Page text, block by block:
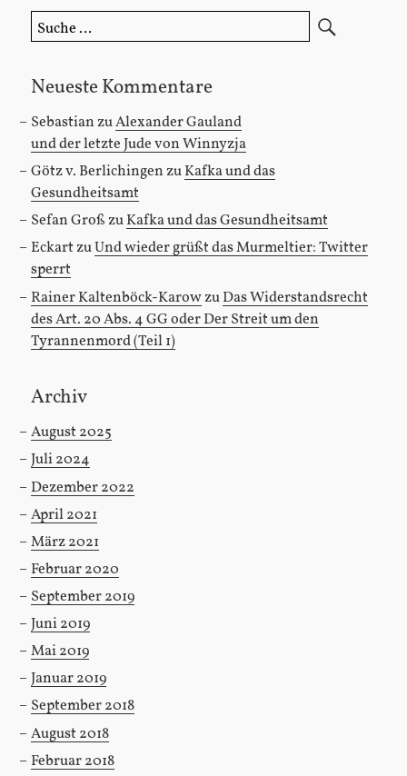
Suche
nach:
Neueste Kommentare
Sebastian zuAlexander Gauland
und der letzte Jude von Winnyzja
Götz v. Berlichingen zuKafka und das
Gesundheitsamt
Sefan Groß zuKafka und das Gesundheitsamt
Eckart zuUnd wieder grüßt das Murmeltier: Twitter
sperrt
Rainer Kaltenböck-KarowzuDas Widerstandsrecht
des Art. 20 Abs. 4 GG oder Der Streit um den
Tyrannenmord (Teil 1)
Archiv
August 2025
Juli 2024
Dezember 2022
April 2021
März 2021
Februar 2020
September 2019
Juni 2019
Mai 2019
Januar 2019
September 2018
August 2018
Februar 2018